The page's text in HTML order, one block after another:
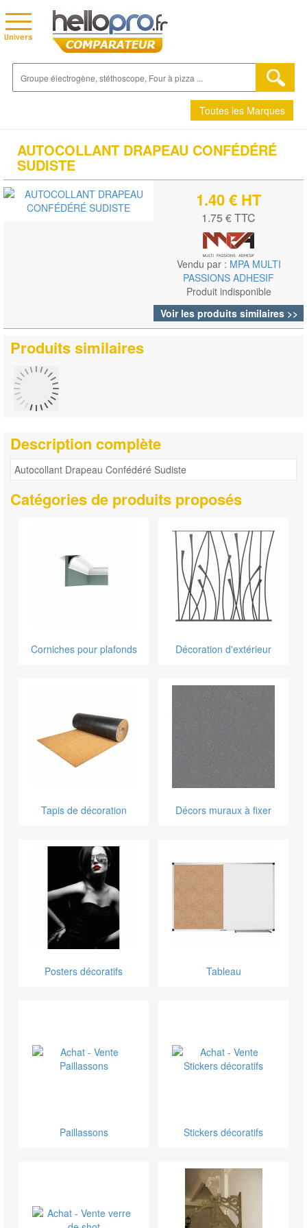
Toutes les Marques
AUTOCOLLANT DRAPEAU CONFÉDÉRÉ
SUDISTE
1.40 € HT
1.75 € TTC
Vendu par : MPA MULTI
PASSIONS ADHESIF
Produit indisponible
Voir les produits similaires >>
Produits similaires
Description complète
Autocollant Drapeau Confédéré Sudiste
Catégories de produits proposés
Corniches pour plafonds Décoration d'extérieur
Tapis de décoration Décors muraux à fixer
Posters décoratifs Tableau
Paillassons Stickers décoratifs